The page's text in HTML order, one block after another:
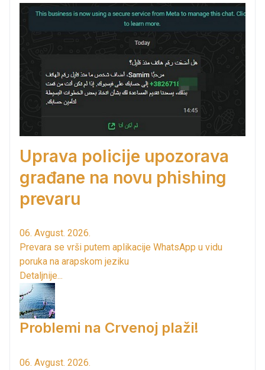
Uprava policije upozorava
građane na novu phishing
prevaru
06. Avgust. 2026.
Prevara se vrši putem aplikacije WhatsApp u vidu
poruka na arapskom jeziku
Detaljnije...
Problemi na Crvenoj plaži!
06. Avgust. 2026.